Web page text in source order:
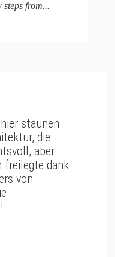
steps from...
staunen
die
aber
freilegte dank
von